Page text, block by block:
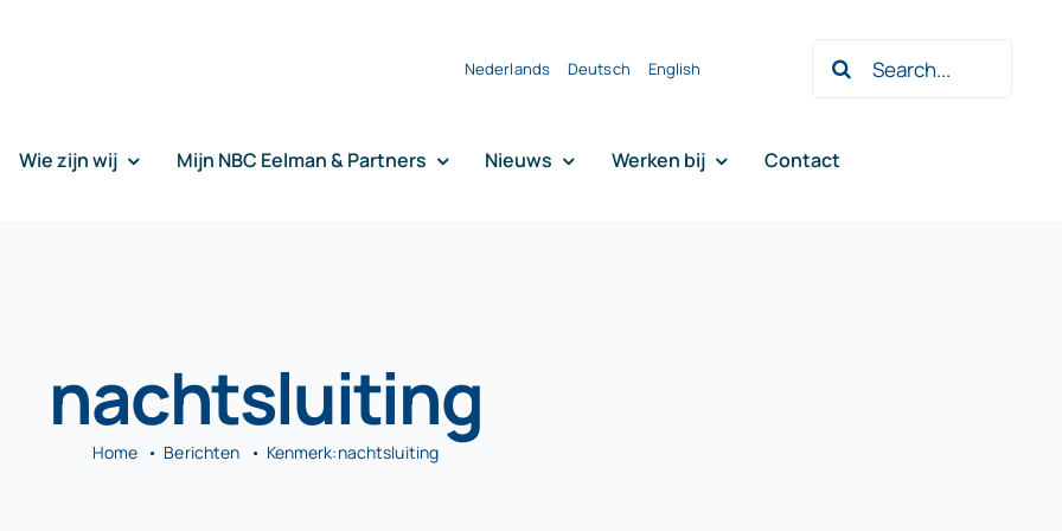
Nederlands Deutsch English
Zoeken
naar:
Wie zijn wij Mijn NBC Eelman & Partners Nieuws Werken bij Contact
nachtsluiting
Home Berichten Kenmerk:nachtsluiting